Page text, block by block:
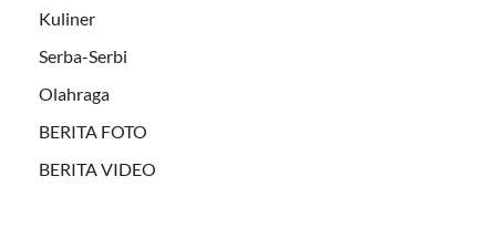
Kuliner
Serba-Serbi
Olahraga
BERITA FOTO
BERITA VIDEO